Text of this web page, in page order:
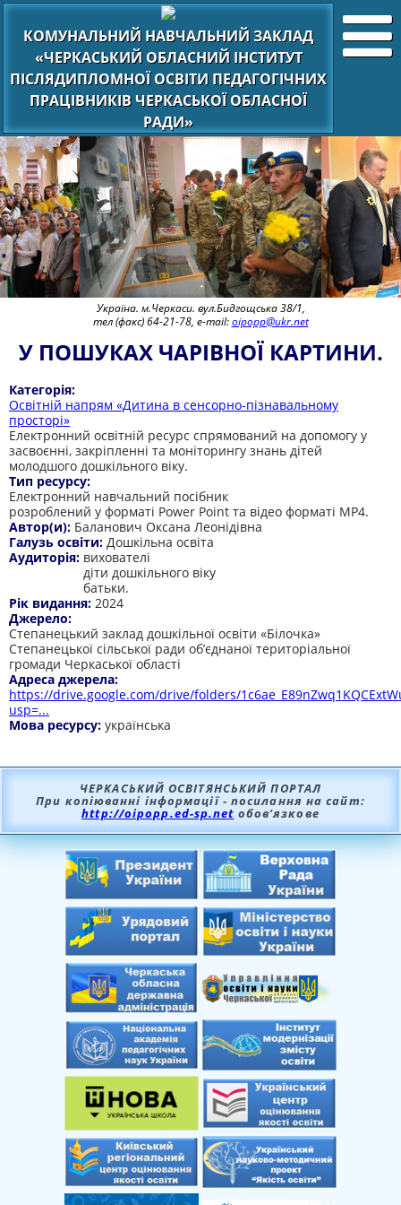
КОМУНАЛЬНИЙ НАВЧАЛЬНИЙ ЗАКЛАД
«ЧЕРКАСЬКИЙ ОБЛАСНИЙ ІНСТИТУТ
ПІСЛЯДИПЛОМНОЇ ОСВІТИ ПЕДАГОГІЧНИХ
ПРАЦІВНИКІВ ЧЕРКАСЬКОЇ ОБЛАСНОЇ
РАДИ»
Україна. м.Черкаси. вул.Бидгощська 38/1,
тел (факс) 64-21-78, e-mail:oipopp@ukr.net
У ПОШУКАХ ЧАРІВНОЇ КАРТИНИ.
Категорія:
Освітній напрям «Дитина в сенсорно-пізнавальному
просторі»
Електронний освітній ресурс спрямований на допомогу у
засвоєнні, закріпленні та моніторингу знань дітей
молодшого дошкільного віку.
Тип ресурсу:
Електронний навчальний посібник
розроблений у форматі Power Point та відео форматі МР4.
Автор(и): Баланович Оксана Леонідівна
Галузь освіти: Дошкільна освіта
Аудиторія: вихователі
діти дошкільного віку
батьки.
Рік видання: 2024
Джерело:
Степанецький заклад дошкільної освіти «Білочка»
Степанецької сільської ради об’єднаної територіальної
громади Черкаської області
Адреса джерела:
https://drive.google.com/drive/folders/
usp=...
Мова ресурсу: українська
ЧЕРКАСЬКИЙ ОСВІТЯНСЬКИЙ ПОРТАЛ
При копіюванні інформації - посилання на сайт:
http://oipopp.ed-sp.net обов’язкове